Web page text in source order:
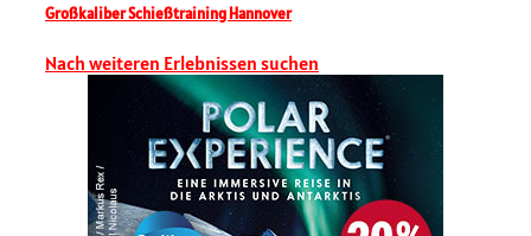
Großkaliber Schießtraining Hannover
Nach weiteren Erlebnissen suchen